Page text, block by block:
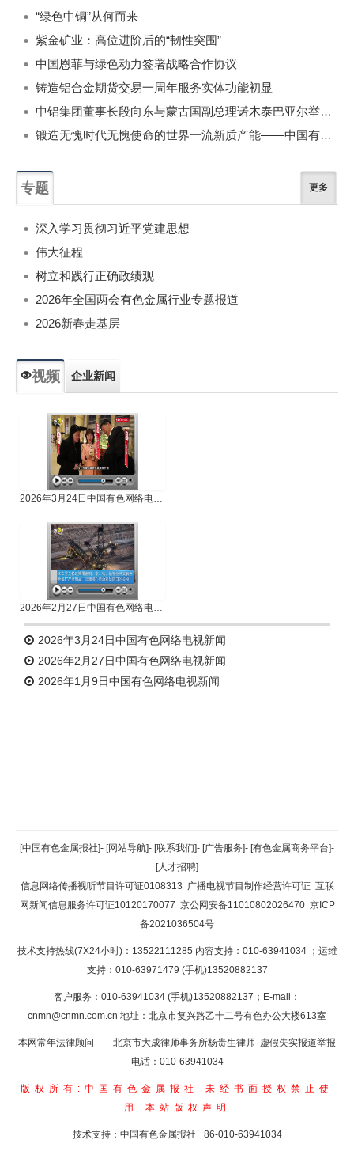
“绿色中铜”从何而来
紫金矿业：高位进阶后的“韧性突围”
中国恩菲与绿色动力签署战略合作协议
铸造铝合金期货交易一周年服务实体功能初显
中铝集团董事长段向东与蒙古国副总理诺木泰巴亚尔举行会谈
锻造无愧时代无愧使命的世界一流新质产能——中国有色金属工业的战略应对与破局之道（二）
专题 更多
深入学习贯彻习近平党建思想
伟大征程
树立和践行正确政绩观
2026年全国两会有色金属行业专题报道
2026新春走基层
视频 企业新闻
2026年3月24日中国有色网络电视新闻
2026年2月27日中国有色网络电视新闻
2026年3月24日中国有色网络电视新闻
2026年2月27日中国有色网络电视新闻
2026年1月9日中国有色网络电视新闻
返回顶部
返回首页
[中国有色金属报社]- [网站导航]- [联系我们]- [广告服务]- [有色金属商务平台]-
[人才招聘]
信息网络传播视听节目许可证0108313 广播电视节目制作经营许可证 互联
网新闻信息服务许可证10120170077 京公网安备11010802026470 京ICP
备2021036504号
技术支持热线(7X24小时)：13522111285 内容支持：010-63941034 ；运维
支持：010-63971479 (手机)13520882137
客户服务：010-63941034 (手机)13520882137；E-mail：
cnmn@cnmn.com.cn 地址：北京市复兴路乙十二号有色办公大楼613室
本网常年法律顾问——北京市大成律师事务所杨贵生律师 虚假失实报道举报
电话：010-63941034
版权所有:中国有色金属报社
未经书面授权禁止使
用 本站版权声明
技术支持：中国有色金属报社 +86-010-63941034